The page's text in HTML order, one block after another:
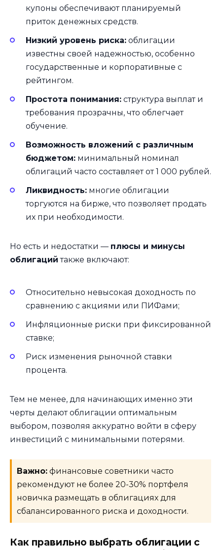
купоны обеспечивают планируемый
приток денежных средств.
Низкий уровень риска: облигации
известны своей надежностью, особенно
государственные и корпоративные с
рейтингом.
Простота понимания: структура выплат и
требования прозрачны, что облегчает
обучение.
Возможность вложений с различным
бюджетом: минимальный номинал
облигаций часто составляет от 1 000 рублей.
Ликвидность: многие облигации
торгуются на бирже, что позволяет продать
их при необходимости.
Но есть и недостатки — плюсы и минусы
облигаций также включают:
Относительно невысокая доходность по
сравнению с акциями или ПИФами;
Инфляционные риски при фиксированной
ставке;
Риск изменения рыночной ставки
процента.
Тем не менее, для начинающих именно эти
черты делают облигации оптимальным
выбором, позволяя аккуратно войти в сферу
инвестиций с минимальными потерями.
Важно: финансовые советники часто
рекомендуют не более 20-30% портфеля
новичка размещать в облигациях для
сбалансированного риска и доходности.
Как правильно выбрать облигации с